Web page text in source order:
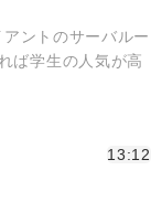
ントのサーバルー
ば学生の人気が高
13:12